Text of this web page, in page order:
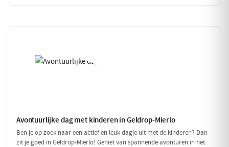
Avontuurlijke dag met kinderen in Geldrop-Mierlo
Ben je op zoek naar een actief en leuk dagje uit met de kinderen? Dan
zit je goed in Geldrop-Mierlo! Geniet van spannende avonturen in het